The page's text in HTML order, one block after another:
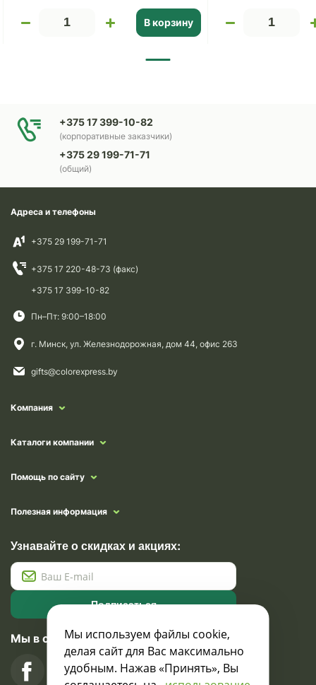
В корзину
+375 17 399-10-82
(корпоративные заказчики)
+375 29 199-71-71
(общий)
Адреса и телефоны
+375 29 199-71-71
+375 17 220-48-73 (факс)
+375 17 399-10-82
Пн–Пт: 9:00–18:00
г. Минск, ул. Железнодорожная, дом 44, офис 263
gifts@colorexpress.by
Компания
Каталоги компании
Помощь по сайту
Полезная информация
Узнавайте о скидках и акциях:
Подписаться
Мы в социальных сетях
Мы используем файлы cookie,
делая сайт для Вас максимально
удобным. Нажав «Принять», Вы